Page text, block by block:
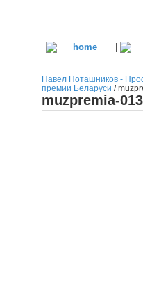
|
Павел Поташников -
премии Беларуси /
muzpremia-